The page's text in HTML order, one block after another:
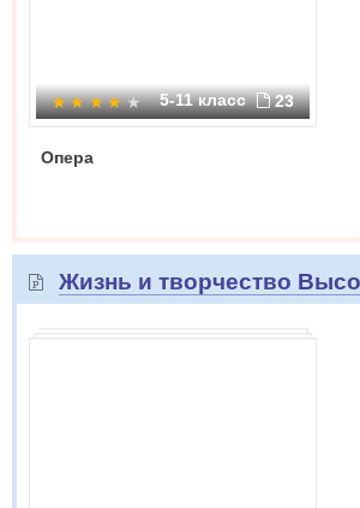
5-11 класс 23
Опера
Жизнь и творчество